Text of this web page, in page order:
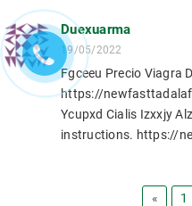
Duexuarma
19/05/2022
Fgceeu Precio Viagra
https://
Ycupxd Cialis Izxxjy
instructions. https://
« 1